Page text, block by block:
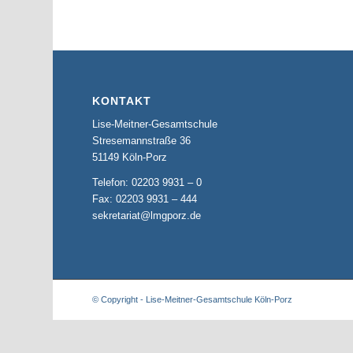
KONTAKT
Lise-Meitner-Gesamtschule
Stresemannstraße 36
51149 Köln-Porz
Telefon: 02203 9931 – 0
Fax: 02203 9931 – 444
sekretariat@lmgporz.de
© Copyright - Lise-Meitner-Gesamtschule Köln-Porz